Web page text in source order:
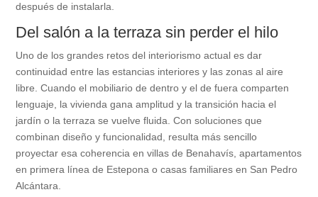
después de instalarla.
Del salón a la terraza sin perder el hilo
Uno de los grandes retos del interiorismo actual es dar
continuidad entre las estancias interiores y las zonas al aire
libre. Cuando el mobiliario de dentro y el de fuera comparten
lenguaje, la vivienda gana amplitud y la transición hacia el
jardín o la terraza se vuelve fluida. Con soluciones que
combinan diseño y funcionalidad, resulta más sencillo
proyectar esa coherencia en villas de Benahavís, apartamentos
en primera línea de Estepona o casas familiares en San Pedro
Alcántara.